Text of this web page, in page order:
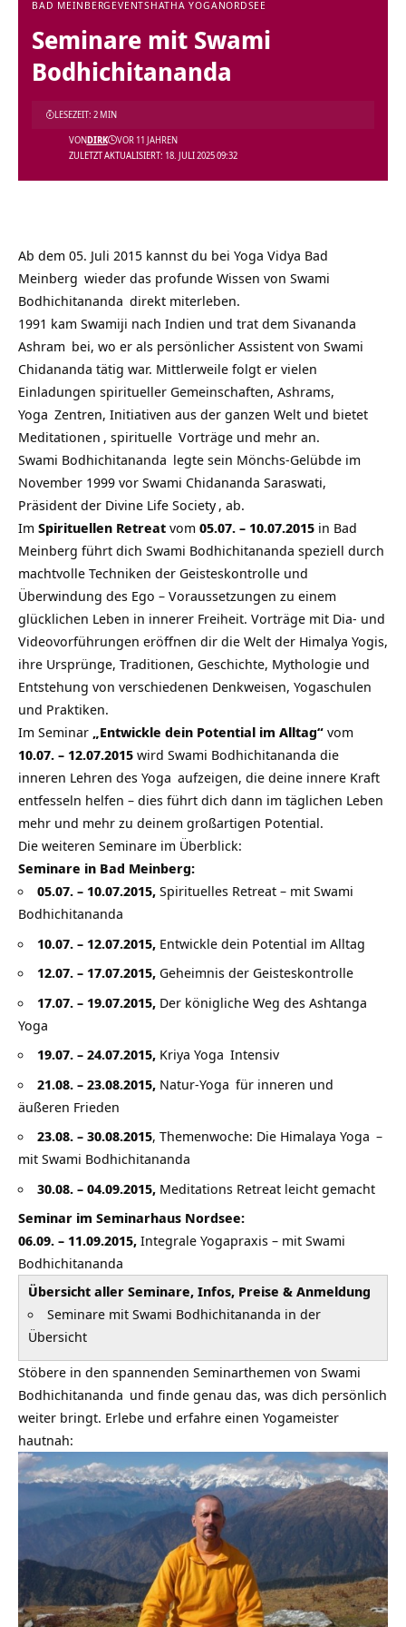
BAD MEINBERG EVENTSHATHA YOGANORDSEE
Seminare mit Swami
Bodhichitananda
ZULETZT AKTUALISIERT: 18. JULI 2025 09:32
VONDIRK VOR 11 JAHREN
LESEZEIT: 2 MIN
Ab dem 05. Juli 2015 kannst du bei Yoga Vidya Bad
Meinberg wieder das profunde Wissen von Swami
Bodhichitananda direkt miterleben.
1991 kam Swamiji nach Indien und trat dem Sivananda
Ashram bei, wo er als persönlicher Assistent von Swami
Chidananda tätig war. Mittlerweile folgt er vielen
Einladungen spiritueller Gemeinschaften, Ashrams,
Yoga Zentren, Initiativen aus der ganzen Welt und bietet
Meditationen , spirituelle Vorträge und mehr an.
Swami Bodhichitananda legte sein Mönchs-Gelübde im
November 1999 vor Swami Chidananda Saraswati,
Präsident der Divine Life Society , ab.
Im Spirituellen Retreat vom 05.07. – 10.07.2015 in Bad
Meinberg führt dich Swami Bodhichitananda speziell durch
machtvolle Techniken der Geisteskontrolle und
Überwindung des Ego – Voraussetzungen zu einem
glücklichen Leben in innerer Freiheit. Vorträge mit Dia- und
Videovorführungen eröffnen dir die Welt der Himalya Yogis,
ihre Ursprünge, Traditionen, Geschichte, Mythologie und
Entstehung von verschiedenen Denkweisen, Yogaschulen
und Praktiken.
Im Seminar „Entwickle dein Potential im Alltag“ vom
10.07. – 12.07.2015 wird Swami Bodhichitananda die
inneren Lehren des Yoga aufzeigen, die deine innere Kraft
entfesseln helfen – dies führt dich dann im täglichen Leben
mehr und mehr zu deinem großartigen Potential.
Die weiteren Seminare im Überblick:
Seminare in Bad Meinberg:
05.07. – 10.07.2015, Spirituelles Retreat – mit Swami
Bodhichitananda
10.07. – 12.07.2015, Entwickle dein Potential im Alltag
12.07. – 17.07.2015, Geheimnis der Geisteskontrolle
17.07. – 19.07.2015, Der königliche Weg des Ashtanga
Yoga
19.07. – 24.07.2015, Kriya Yoga Intensiv
21.08. – 23.08.2015, Natur-Yoga für inneren und
äußeren Frieden
23.08. – 30.08.2015, Themenwoche: Die Himalaya Yoga –
mit Swami Bodhichitananda
30.08. – 04.09.2015, Meditations Retreat leicht gemacht
Seminar im Seminarhaus Nordsee:
06.09. – 11.09.2015, Integrale Yogapraxis – mit Swami
Bodhichitananda
Übersicht aller Seminare, Infos, Preise & Anmeldung
Seminare mit Swami Bodhichitananda in der
Übersicht
Stöbere in den spannenden Seminarthemen von Swami
Bodhichitananda und finde genau das, was dich persönlich
weiter bringt. Erlebe und erfahre einen Yogameister
hautnah: